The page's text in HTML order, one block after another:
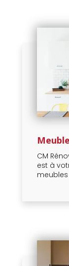
CM
est à
meubles